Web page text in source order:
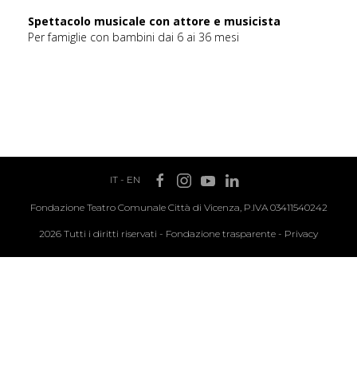
Spettacolo musicale con attore e musicista
Per famiglie con bambini dai 6 ai 36 mesi
IT- EN
Fondazione Teatro Comunale Città di Vicenza, P.IVA 03411540242
2026 Tutti i diritti riservati - Fondazione trasparente - Privacy